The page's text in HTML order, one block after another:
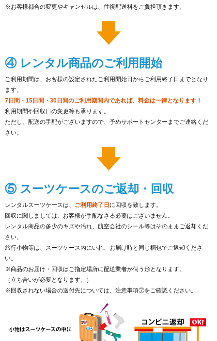
※お客様都合の変更やキャンセルは、往復配送料をご負担頂きます。
④ レンタル商品のご利用開始
ご利用期間は、お客様の設定されたご利用開始日からご利用終了日までとなり
ます。
7日間・15日間・30日間のご利用期間内であれば、料金は一律となります！
利用期間や回収日の変更等も承ります。
ただし、配送の手配がございますので、予めサポートセンターまでご連絡くだ
さい。
⑤ スーツケースのご返却・回収
レンタルスーツケースは、 ご利用終了日 に回収を致します。
回収に関しましては、お客様が手配なさる必要はございません。
レンタル商品の多少のキズや汚れ、航空会社のシール等はそのままご返却くだ
さい。
旅行小物等は、スーツケース内にいれ、お届け時と同じ梱包でご返却くださ
い。
※商品のお届け・回収はご指定場所に配送業者が伺う形となります。
（立ち合いが必要となります。）
※回収されない場合の送付先については、注意事項⑦をご確認ください。